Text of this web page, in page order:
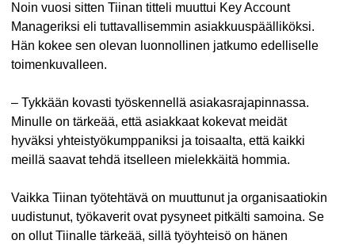
Noin vuosi sitten Tiinan titteli muuttui Key Account
Manageriksi eli tuttavallisemmin asiakkuuspäälliköksi.
Hän kokee sen olevan luonnollinen jatkumo edelliselle
toimenkuvalleen.
– Tykkään kovasti työskennellä asiakasrajapinnassa.
Minulle on tärkeää, että asiakkaat kokevat meidät
hyväksi yhteistyökumppaniksi ja toisaalta, että kaikki
meillä saavat tehdä itselleen mielekkäitä hommia.
Vaikka Tiinan työtehtävä on muuttunut ja organisaatiokin
uudistunut, työkaverit ovat pysyneet pitkälti samoina. Se
on ollut Tiinalle tärkeää, sillä työyhteisö on hänen